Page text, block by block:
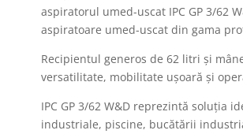
aspiratorul umed-uscat IPC GP 3/62
aspiratoare umed-uscat din gama
Recipientul generos de 62 litri și
versatilitate, mobilitate ușoară și
IPC GP 3/62 W&D reprezintă soluția
industriale, piscine, bucătării